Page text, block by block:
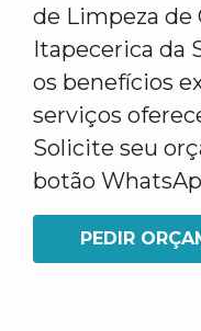
de Limpeza de
Itapecerica da
os benefícios
serviços
Solicite seu
botão
PEDIR